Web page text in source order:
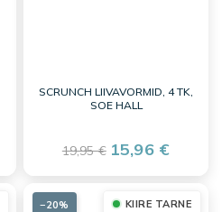
SCRUNCH LIIVAVORMID, 4 TK,
SOE HALL
19,95 € 15,96 €
KIIRE TARNE
−20%